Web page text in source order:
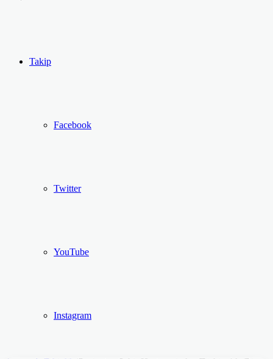
...
Ol
Takip
Facebook
Twitter
YouTube
Instagram